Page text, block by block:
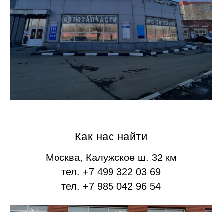
Как нас найти
Москва, Калужское ш. 32 км
тел. +7 499 322 03 69
тел. +7 985 042 96 54